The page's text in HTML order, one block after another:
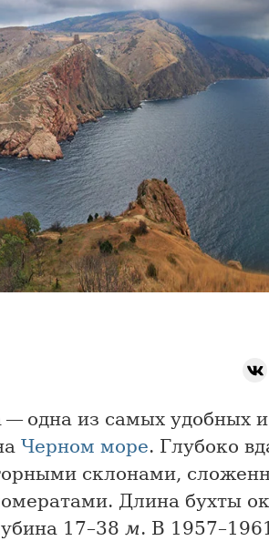
— одна из самых удобных и
Черном море. Глубоко
склонами,
Длина бухты
17–38 м. В